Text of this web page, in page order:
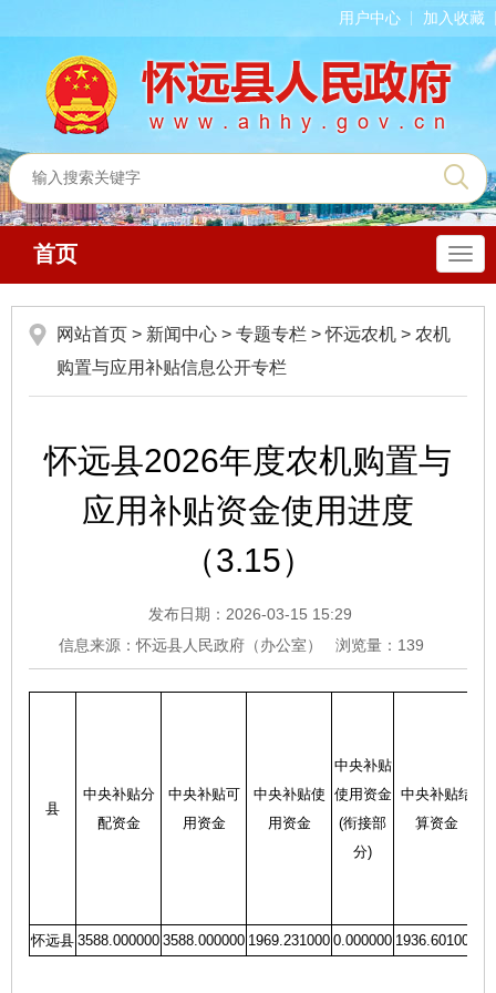
用户中心 加入收藏
导
航
首页
网站首页 > 新闻中心 > 专题专栏 > 怀远农机 > 农机
购置与应用补贴信息公开专栏
怀远县2026年度农机购置与
应用补贴资金使用进度
（3.15）
发布日期：2026-03-15 15:29
信息来源：怀远县人民政府（办公室）
浏览量： 139
县
中央补贴分
配资金
中央补贴可
用资金
中央补贴使
用资金
中央补贴
使用资金
(衔接部
分)
中央补贴结
算资金
怀远县 3588.000000 3588.000000 1969.231000 0.000000 1936.601000